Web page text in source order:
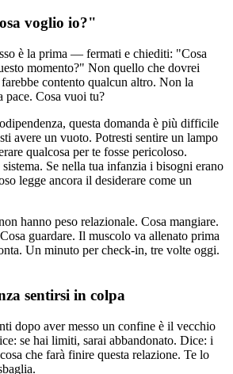
voglio io?"
è la prima — fermati e chiediti: "Cosa
momento?" Non quello che dovrei
contento qualcun altro. Non la
pace. Cosa vuoi tu?
questa domanda è più difficile
avere un vuoto. Potresti sentire un lampo
qualcosa per te fosse pericoloso.
Se nella tua infanzia i bisogni erano
legge ancora il desiderare come un
hanno peso relazionale. Cosa mangiare.
guardare. Il muscolo va allenato prima
Un minuto per check-in, tre volte oggi.
sentirsi in colpa
dopo aver messo un confine è il vecchio
se hai limiti, sarai abbandonato. Dice: i
che farà finire questa relazione. Te lo